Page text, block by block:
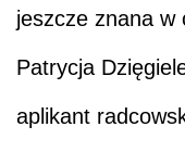
jeszcze znana w
Patrycja
aplikant